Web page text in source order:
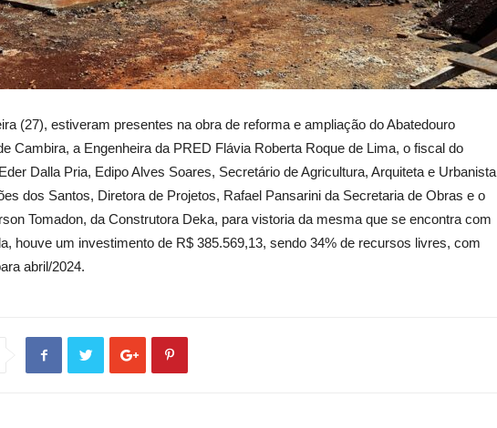
(27), estiveram presentes na obra de reforma e ampliação do Abatedouro
Cambira, a Engenheira da PRED Flávia Roberta Roque de Lima, o fiscal do
Dalla Pria, Edipo Alves Soares, Secretário de Agricultura, Arquiteta e Urbanista
dos Santos, Diretora de Projetos, Rafael Pansarini da Secretaria de Obras e o
Tomadon, da Construtora Deka, para vistoria da mesma que se encontra com
houve um investimento de R$ 385.569,13, sendo 34% de recursos livres, com
abril/2024.